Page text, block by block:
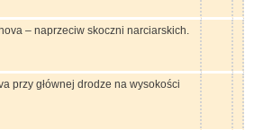
– naprzeciw skoczni narciarskich.
przy głównej drodze na wysokości